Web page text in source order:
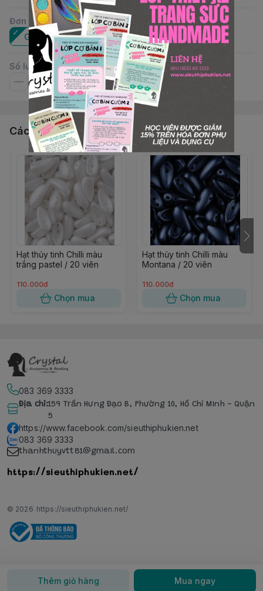
Đơn vị:
Gói
Số lượng
Thêm giỏ hàng Mua ngay
Các sản phẩm, dịch vụ khác
Hạt thủy tinh Chilli màu
trắng pastel / 20 viên
110.000đ
Chọn mua
Hạt thủy tinh Chilli màu
Montana / 20 viên
110.000đ
Chọn mua
083 369 3333
Địa chỉ:159 Trần Hưng Đạo B, Phường 10, Hồ Chí Minh - Quận
5
https://www.facebook.com/sieuthiphukien.net
083 369 3333
thanhthuyvtt81@gmail.com
https://sieuthiphukien.net/
© 2026 https://sieuthiphukien.net/